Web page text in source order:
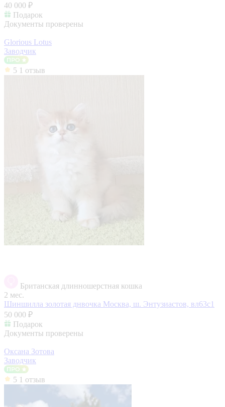
40 000 ₽
Подарок
Документы проверены
Glorious Lotus
Заводчик
5 1 отзыв
Британская длинношерстная кошка
2 мес.
Шиншилла золотая днвочка Москва, ш. Энтузиастов, вл63с1
50 000 ₽
Подарок
Документы проверены
Оксана Зотова
Заводчик
5 1 отзыв